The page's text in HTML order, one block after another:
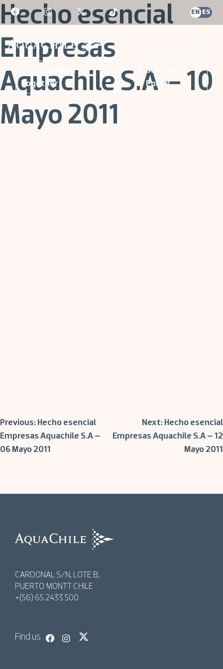
Skip
EN ES
AquaChile
AquaChile
Let's Innovate
Together
Supplier
Portal
Hecho esencial
Empresas
Aquachile S.A – 10
Mayo 2011
Post
navigation
Previous: Hecho esencial
Empresas Aquachile S.A –
06 Mayo 2011
Next: Hecho esencial
Empresas Aquachile S.A – 12
Mayo 2011
CARDONAL S/N, LOTE B,
PUERTO MONTT CHILE
+(56) 65 2433 500
Find us